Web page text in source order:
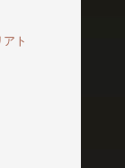
ト